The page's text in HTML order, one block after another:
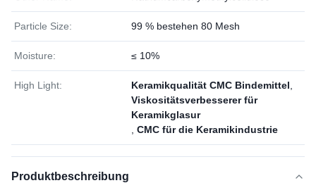
Particle Size: 99 % bestehen 80 Mesh
Moisture: ≤ 10%
High Light: Keramikqualität CMC Bindemittel
Viskositätsverbesserer für
Keramikglasur
CMC für die Keramikindustrie
Produktbeschreibung